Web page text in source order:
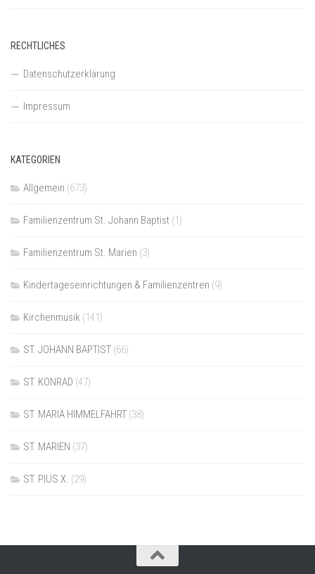
RECHTLICHES
Datenschutzerklärung
Impressum
KATEGORIEN
Allgemein (673)
Familienzentrum St. Johann Baptist (1)
Familienzentrum St. Marien (3)
Kindertageseinrichtungen & Familienzentren (9)
Kirchenmusik (141)
ST. JOHANN BAPTIST (66)
ST. KONRAD (47)
ST. MARIÄ HIMMELFAHRT (38)
ST. MARIEN (37)
ST. PIUS X. (29)